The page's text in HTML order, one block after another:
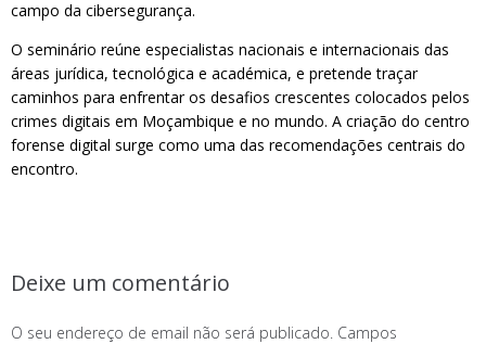
campo da cibersegurança.
O seminário reúne especialistas nacionais e internacionais das
áreas jurídica, tecnológica e académica, e pretende traçar
caminhos para enfrentar os desafios crescentes colocados pelos
crimes digitais em Moçambique e no mundo. A criação do centro
forense digital surge como uma das recomendações centrais do
encontro.
Deixe um comentário
O seu endereço de email não será publicado. Campos